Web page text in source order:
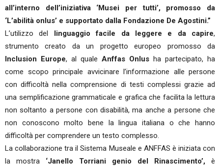
all’interno dell’iniziativa ‘Musei per tutti’, promosso da
‘L’abilità onlus’ e supportato dalla Fondazione De Agostini.”
L’utilizzo del linguaggio facile da leggere e da capire,
strumento creato da un progetto europeo promosso da
Inclusion Europe, al quale Anffas Onlus ha partecipato, ha
come scopo principale avvicinare l’informazione alle persone
con difficoltà nella comprensione di testi complessi grazie ad
una semplificazione grammaticale e grafica che facilita la lettura
non soltanto a persone con disabilità, ma anche a persone che
non conoscono molto bene la lingua italiana o che hanno
difficoltà per comprendere un testo complesso.
La collaborazione tra il Sistema Museale e ANFFAS è iniziata con
la mostra ‘Janello Torriani genio del Rinascimento’, è